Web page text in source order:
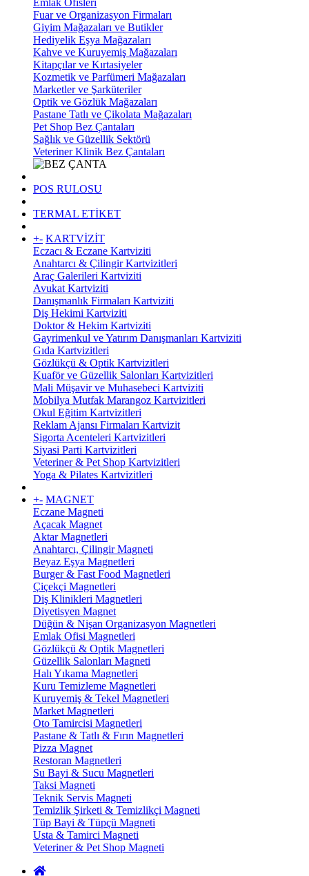
Emlak Ofisleri
Fuar ve Organizasyon Firmaları
Giyim Mağazaları ve Butikler
Hediyelik Eşya Mağazaları
Kahve ve Kuruyemiş Mağazaları
Kitapçılar ve Kırtasiyeler
Kozmetik ve Parfümeri Mağazaları
Marketler ve Şarküteriler
Optik ve Gözlük Mağazaları
Pastane Tatlı ve Çikolata Mağazaları
Pet Shop Bez Çantaları
Sağlık ve Güzellik Sektörü
Veteriner Klinik Bez Çantaları
POS RULOSU
TERMAL ETİKET
+- KARTVİZİT
Eczacı & Eczane Kartviziti
Anahtarcı & Çilingir Kartvizitleri
Araç Galerileri Kartviziti
Avukat Kartviziti
Danışmanlık Firmaları Kartviziti
Diş Hekimi Kartviziti
Doktor & Hekim Kartviziti
Gayrimenkul ve Yatırım Danışmanları Kartviziti
Gıda Kartvizitleri
Gözlükçü & Optik Kartvizitleri
Kuaför ve Güzellik Salonları Kartvizitleri
Mali Müşavir ve Muhasebeci Kartviziti
Mobilya Mutfak Marangoz Kartvizitleri
Okul Eğitim Kartvizitleri
Reklam Ajansı Firmaları Kartvizit
Sigorta Acenteleri Kartvizitleri
Siyasi Parti Kartvizitleri
Veteriner & Pet Shop Kartvizitleri
Yoga & Pilates Kartvizitleri
+- MAGNET
Eczane Magneti
Açacak Magnet
Aktar Magnetleri
Anahtarcı, Çilingir Magneti
Beyaz Eşya Magnetleri
Burger & Fast Food Magnetleri
Çiçekçi Magnetleri
Diş Klinikleri Magnetleri
Diyetisyen Magnet
Düğün & Nişan Organizasyon Magnetleri
Emlak Ofisi Magnetleri
Gözlükçü & Optik Magnetleri
Güzellik Salonları Magneti
Halı Yıkama Magnetleri
Kuru Temizleme Magnetleri
Kuruyemiş & Tekel Magnetleri
Market Magnetleri
Oto Tamircisi Magnetleri
Pastane & Tatlı & Fırın Magnetleri
Pizza Magnet
Restoran Magnetleri
Su Bayi & Sucu Magnetleri
Taksi Magneti
Teknik Servis Magneti
Temizlik Şirketi & Temizlikçi Magneti
Tüp Bayi & Tüpçü Magneti
Usta & Tamirci Magneti
Veteriner & Pet Shop Magneti